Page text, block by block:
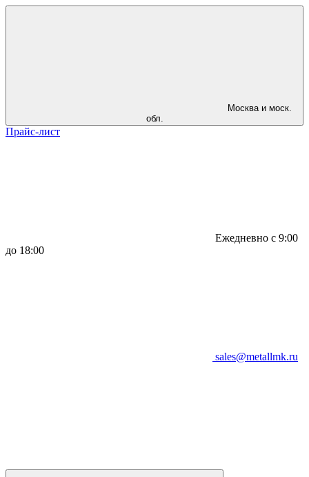
Москва и моск.
обл.
Прайс-лист
Ежедневно с 9:00
до 18:00
sales@metallmk.ru